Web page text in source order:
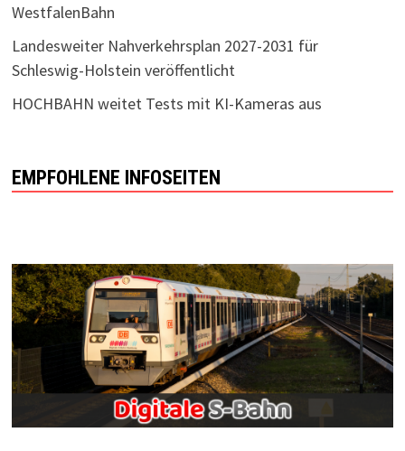
WestfalenBahn
Landesweiter Nahverkehrsplan 2027-2031 für
Schleswig-Holstein veröffentlicht
HOCHBAHN weitet Tests mit KI-Kameras aus
EMPFOHLENE INFOSEITEN